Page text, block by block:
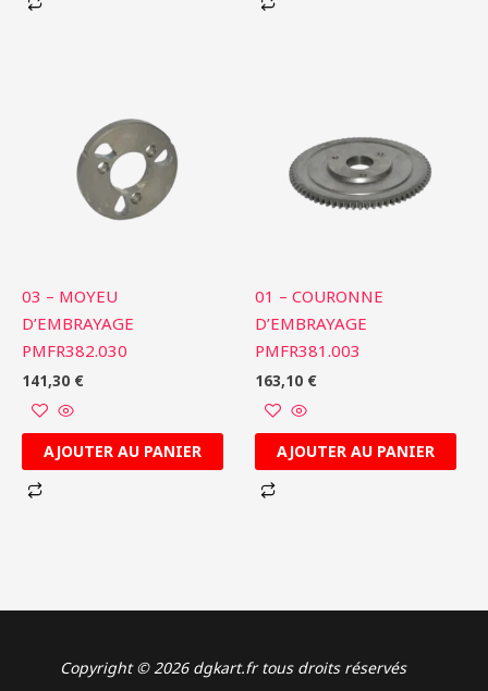
03 – MOYEU
D’EMBRAYAGE
PMFR382.030
141,30 €
AJOUTER AU PANIER
01 – COURONNE
D’EMBRAYAGE
PMFR381.003
163,10 €
AJOUTER AU PANIER
Copyright © 2026 dgkart.fr tous droits réservés